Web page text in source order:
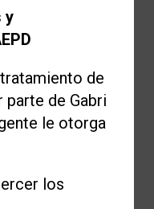
y
de
parte de Gabri
le otorga
los